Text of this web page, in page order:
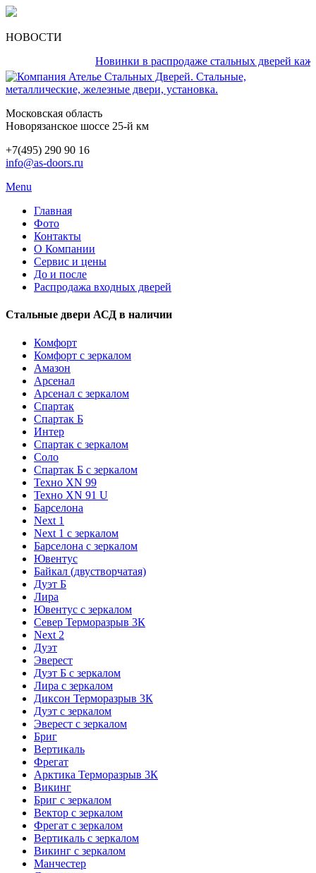
НОВОСТИ
Новинки в распродаже стальных дверей
Московская область
Новорязанское шоссе 25-й км
+7(495) 290 90 16
info@as-doors.ru
Menu
Главная
Фото
Контакты
О Компании
Сервис и цены
До и после
Распродажа входных дверей
Стальные двери АСД в наличии
Комфорт
Комфорт с зеркалом
Амазон
Арсенал
Арсенал с зеркалом
Спартак
Спартак Б
Интер
Спартак с зеркалом
Соло
Спартак Б с зеркалом
Техно XN 99
Техно XN 91 U
Барселона
Next 1
Next 1 с зеркалом
Барселона с зеркалом
Ювентус
Байкал (двустворчатая)
Дуэт Б
Лира
Ювентус с зеркалом
Север Терморазрыв 3К
Next 2
Дуэт
Эверест
Дуэт Б с зеркалом
Лира с зеркалом
Диксон Терморазрыв 3К
Дуэт с зеркалом
Эверест с зеркалом
Бриг
Вертикаль
Фрегат
Арктика Терморазрыв 3К
Викинг
Бриг с зеркалом
Вектор с зеркалом
Фрегат с зеркалом
Вертикаль с зеркалом
Викинг с зеркалом
Манчестер